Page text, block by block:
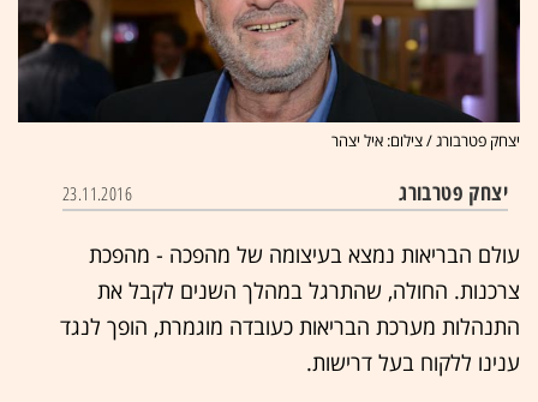
יצחק פטרבורג / צילום: איל יצהר
יצחק פטרבורג 23.11.2016
עולם הבריאות נמצא בעיצומה של מהפכה - מהפכת
צרכנות. החולה, שהתרגל במהלך השנים לקבל את
התנהלות מערכת הבריאות כעובדה מוגמרת, הופך לנגד
ענינו ללקוח בעל דרישות.